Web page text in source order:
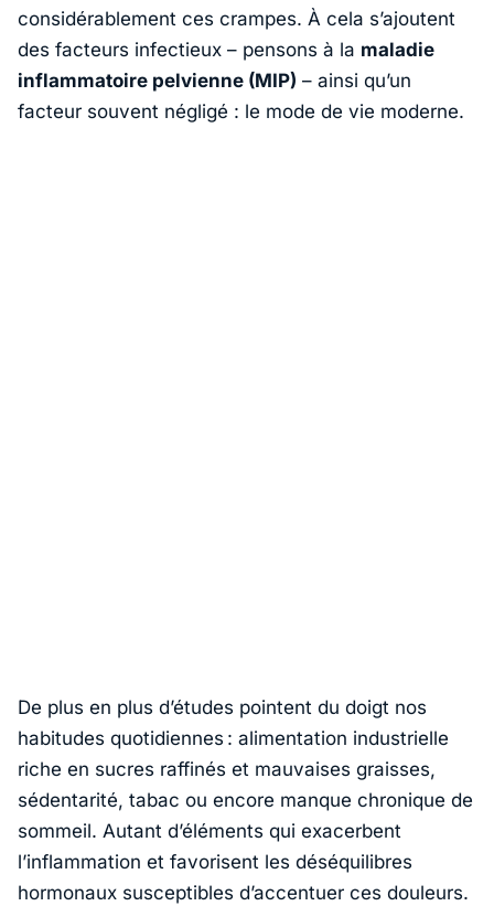
considérablement ces crampes. À cela s’ajoutent
des facteurs infectieux – pensons à la maladie
inflammatoire pelvienne (MIP) – ainsi qu’un
facteur souvent négligé : le mode de vie moderne.
De plus en plus d’études pointent du doigt nos
habitudes quotidiennes : alimentation industrielle
riche en sucres raffinés et mauvaises graisses,
sédentarité, tabac ou encore manque chronique de
sommeil. Autant d’éléments qui exacerbent
l’inflammation et favorisent les déséquilibres
hormonaux susceptibles d’accentuer ces douleurs.